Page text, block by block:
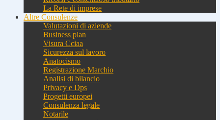
La Rete di imprese
Altre Consulenze
Valutazioni di aziende
Business plan
Visura Cciaa
Sicurezza sul lavoro
Anatocismo
Registrazione Marchio
Analisi di bilancio
Privacy e Dps
Progetti europei
Consulenza legale
Notarile